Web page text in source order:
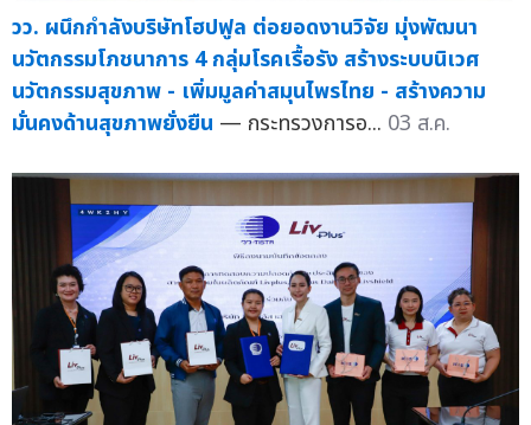
วว. ผนึกกำลังบริษัทโฮปฟูล ต่อยอดงานวิจัย มุ่งพัฒนา
นวัตกรรมโภชนาการ 4 กลุ่มโรคเรื้อรัง สร้างระบบนิเวศ
นวัตกรรมสุขภาพ - เพิ่มมูลค่าสมุนไพรไทย - สร้างความ
มั่นคงด้านสุขภาพยั่งยืน — กระทรวงการอ... 03 ส.ค.